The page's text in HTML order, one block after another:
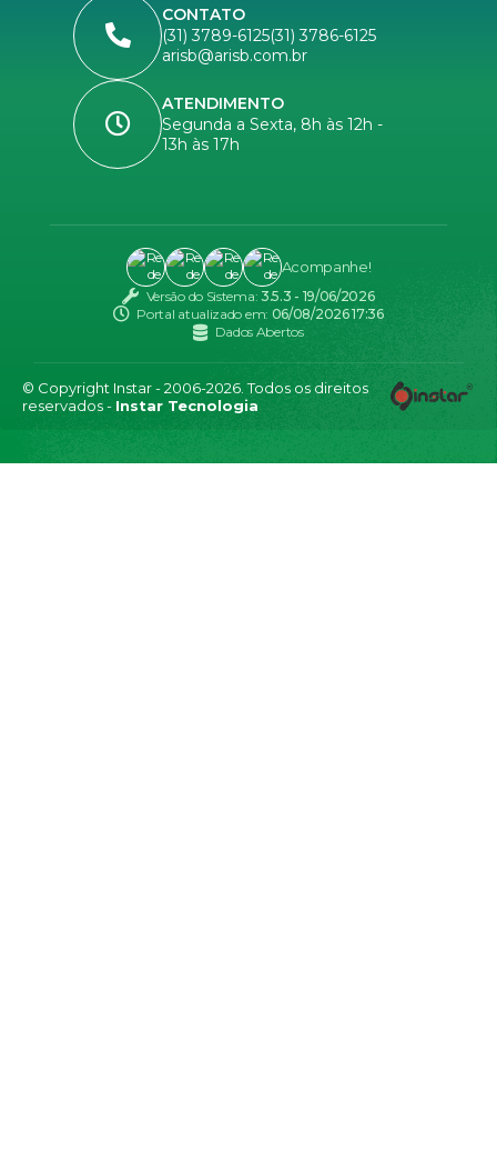
CONTATO
(31) 3789-6125(31) 3786-6125
arisb@arisb.com.br
ATENDIMENTO
Segunda a Sexta, 8h às 12h -
13h às 17h
Versão do Sistema: 3.5.3 - 19/06/2026
Portal atualizado em: 06/08/2026 17:36
Dados Abertos
Acompanhe!
© Copyright Instar - 2006-2026. Todos os direitos
reservados - Instar Tecnologia